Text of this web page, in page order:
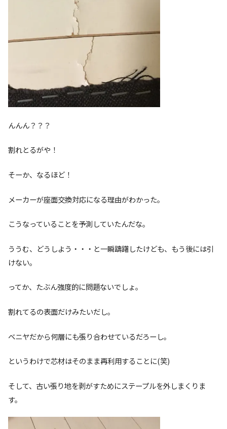
んんん？？？
割れとるがや！
そーか、なるほど！
メーカーが座面交換対応になる理由がわかった。
こうなっていることを予測していたんだな。
ううむ、どうしよう・・・と一瞬躊躇したけども、もう後には引
けない。
ってか、たぶん強度的に問題ないでしょ。
割れてるの表面だけみたいだし。
ベニヤだから何層にも張り合わせているだろーし。
というわけで芯材はそのまま再利用することに(笑)
そして、古い張り地を剥がすためにステープルを外しまくりま
す。